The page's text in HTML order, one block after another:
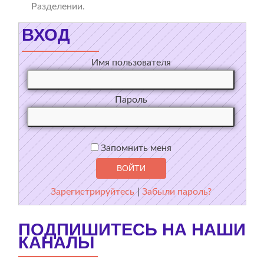
Разделении.
ВХОД
Имя пользователя
Пароль
Запомнить меня
Зарегистрируйтесь |Забыли пароль?
ПОДПИШИТЕСЬ НА НАШИ
КАНАЛЫ